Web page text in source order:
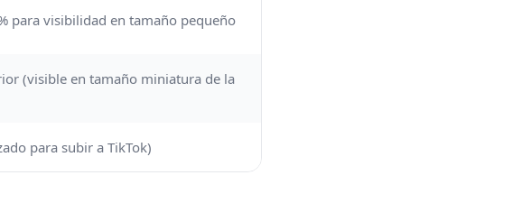
para visibilidad en tamaño pequeño
(visible en tamaño miniatura de la
para subir a TikTok)